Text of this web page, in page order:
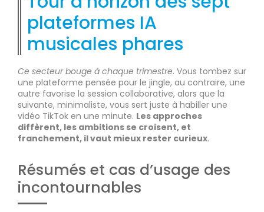
plateformes IA
musicales phares
Ce secteur bouge à chaque trimestre. Vous tombez sur
une plateforme pensée pour le jingle, au contraire, une
autre favorise la session collaborative, alors que la
suivante, minimaliste, vous sert juste à habiller une
vidéo TikTok en une minute. Les approches
diffèrent, les ambitions se croisent, et
franchement, il vaut mieux rester curieux.
Résumés et cas d’usage des
incontournables